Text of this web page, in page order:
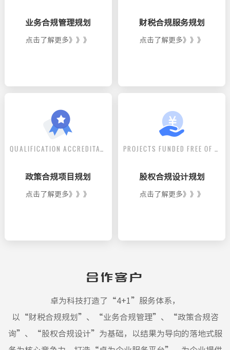
业务合规管理规划
点击了解更多》》》
财税合规服务规划
点击了解更多》》》
QUALIFICATION ACCREDITATION
政策合规项目规划
点击了解更多》》》
PROJECTS FUNDED FREE OF CHARGE
股权合规设计规划
点击了解更多》》》
合作客户
卓为科技打造了“4+1”服务体系，
以“财税合规规划”、“业务合规管理”、“政策合规咨
询”、“股权合规设计”为基础，以结果为导向的落地式服